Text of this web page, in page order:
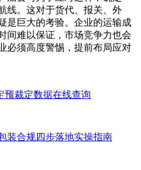
线。这对于货代、报关、外
是巨大的考验。企业的运输成
间难以保证，市场竞争力也会
必须高度警惕，提前布局应对
预裁定数据在线查询
装合规四步落地实操指南